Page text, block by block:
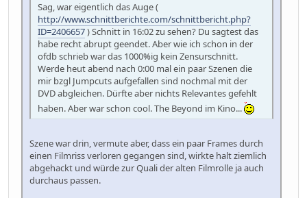
Sag, war eigentlich das Auge (
http://www.schnittberichte.com/schnittbericht.php?
ID=2406657) Schnitt in 16:02 zu sehen? Du sagtest das
habe recht abrupt geendet. Aber wie ich schon in der
ofdb schrieb war das 1000%ig kein Zensurschnitt.
Werde heut abend nach 0:00 mal ein paar Szenen die
mir bzgl Jumpcuts aufgefallen sind nochmal mit der
DVD abgleichen. Dürfte aber nichts Relevantes gefehlt
haben. Aber war schon cool. The Beyond im Kino...
Szene war drin, vermute aber, dass ein paar Frames durch
einen Filmriss verloren gegangen sind, wirkte halt ziemlich
abgehackt und würde zur Quali der alten Filmrolle ja auch
durchaus passen.